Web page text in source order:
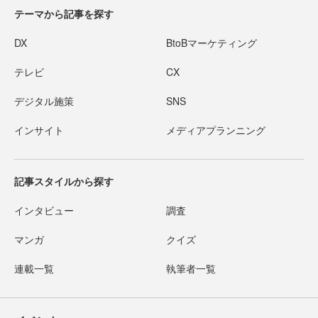
テーマから記事を探す
DX BtoBマーケティング
テレビ CX
デジタル施策 SNS
インサイト メディアプランニング
記事スタイルから探す
インタビュー 調査
マンガ クイズ
連載一覧 執筆者一覧